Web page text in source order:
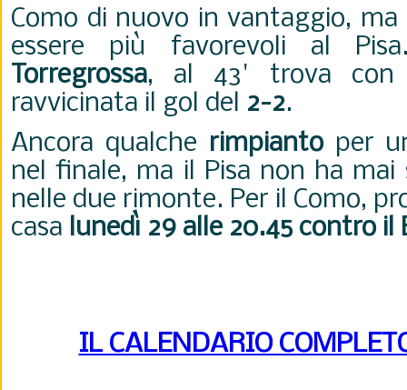
Como di nuovo in vantaggio,
essere più favorevoli al
Torregrossa, al 43' trova con
ravvicinata il gol del 2-2.
Ancora qualche rimpiantoper
nel finale, ma il Pisa non ha mai
nelle due rimonte. Per il Como,
casa lunedì 29 alle 20.45 contro il
IL CALENDARIO